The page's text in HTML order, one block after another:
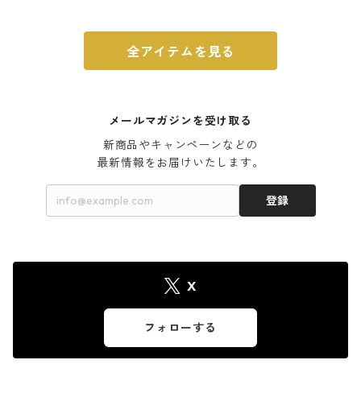
全アイテムを見る
メールマガジンを受け取る
新商品やキャンペーンなどの
最新情報をお届けいたします。
登録
X
フォローする